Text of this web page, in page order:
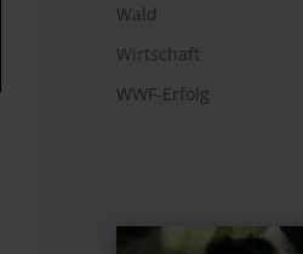
Wald
Wirtschaft
WWF-Erfolg